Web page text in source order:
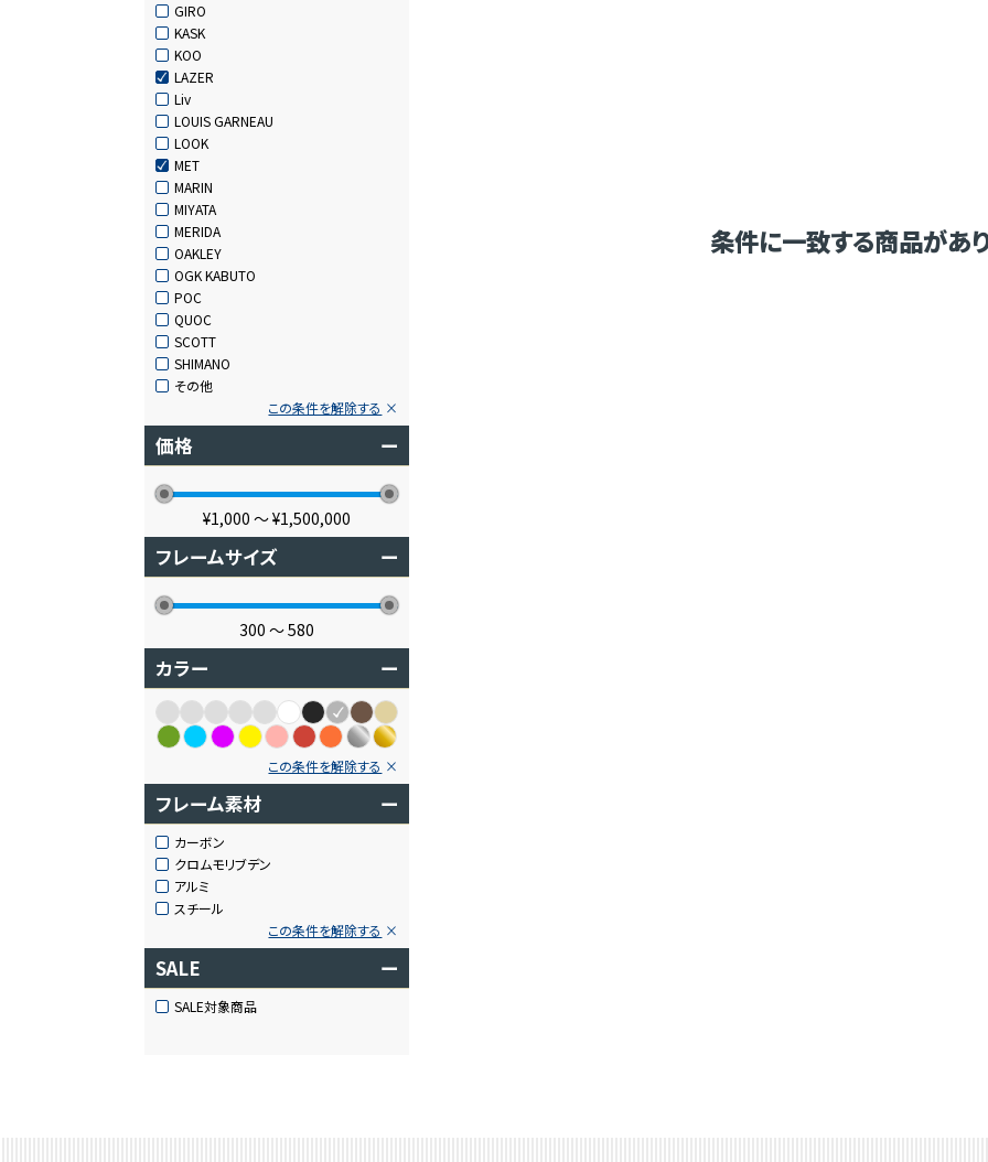
GIRO
KASK
KOO
LAZER
Liv
LOUIS GARNEAU
LOOK
MET
MARIN
MIYATA
MERIDA
OAKLEY
OGK KABUTO
POC
QUOC
SCOTT
SHIMANO
その他
この条件を解除する
価格 ー
¥1,000 〜¥1,500,000
フレームサイズ ー
300 〜580
カラー ー
この条件を解除する
フレーム素材 ー
カーボン
クロムモリブデン
アルミ
スチール
この条件を解除する
SALE ー
SALE対象商品
条件に一致する商品があ